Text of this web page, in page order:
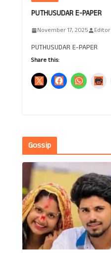
PUTHUSUDAR E-PAPER
November 17, 2025 Editor
PUTHUSUDAR E-PAPER
Share this:
Gossip